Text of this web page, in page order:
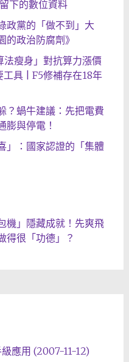
下的數位資料
政黨的「做不到」大
的政治防腐劑》
法瘦身」對抗算力漲價
工具 | F5修補存在18年
？蝸牛建議：先把電費
膨與停電！
」：國家認證的「集體
機」隱藏成就！先爽飛
得很「功德」？
應用 (2007-11-12)